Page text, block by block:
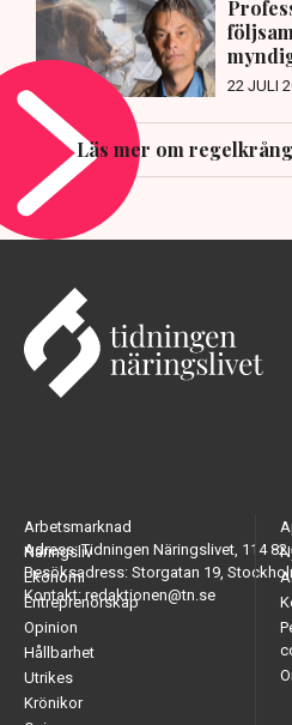
22 JULI
Läs mer om
Adress: Tidningen Näringslivet, 114
Besöksadress: Storgatan 19,
Kontakt: redaktionen@tn.se
Arbetsmarknad
Näringsliv
Ekonomi
Entreprenörskap
Opinion
Hållbarhet
Utrikes
Krönikor